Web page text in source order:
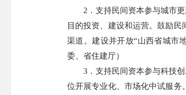
2．支持民间资本参与城市
目的投资、建设和运营。鼓励
渠道。建设并开放“山西省城市
委、省住建厅）
3．支持民间资本参与科技
位开展专业化、市场化中试服务